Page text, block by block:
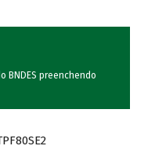
BNDES preenchendo